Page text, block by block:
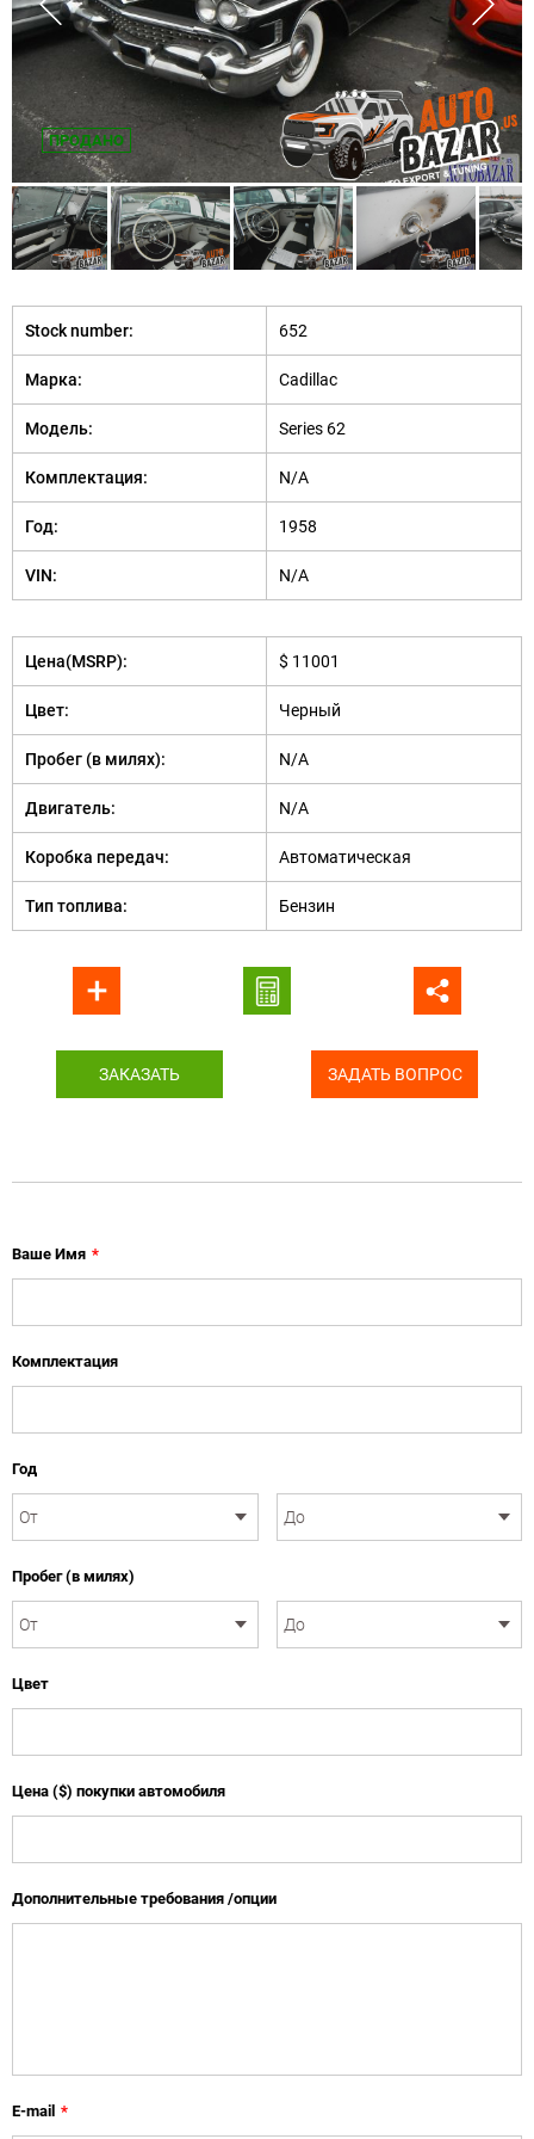
ПРОДАНО
Stock number: 652
Марка: Cadillac
Модель: Series 62
Комплектация: N/A
Год: 1958
VIN: N/A
Цена(MSRP): $ 11001
Цвет: Черный
Пробег (в милях): N/A
Двигатель: N/A
Коробка передач: Автоматическая
Тип топлива: Бензин
ЗАКАЗАТЬ ЗАДАТЬ ВОПРОС
Ваше Имя *
Комплектация
Год
Пробег (в милях)
Цвет
Цена ($) покупки автомобиля
Дополнительные требования /опции
E-mail *